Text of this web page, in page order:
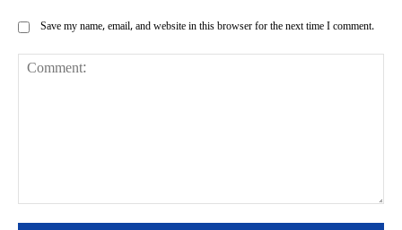
Save my name, email, and website in this browser for the next time I comment.